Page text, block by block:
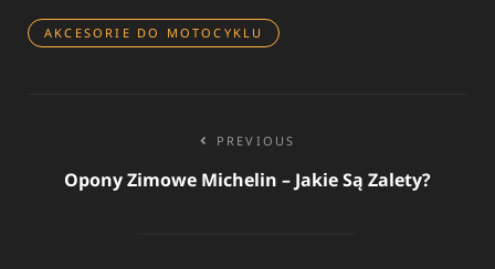
AKCESORIE DO MOTOCYKLU
Nawigacja
wpisu
PREVIOUS
Opony Zimowe Michelin – Jakie Są Zalety?